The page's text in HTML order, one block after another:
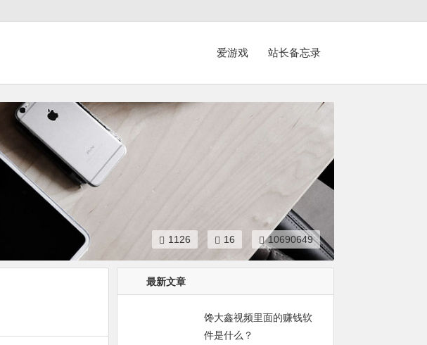
爱游戏 站长备忘录
1126 16 10690649
最新文章
馋大鑫视频里面的赚钱软
件是什么？